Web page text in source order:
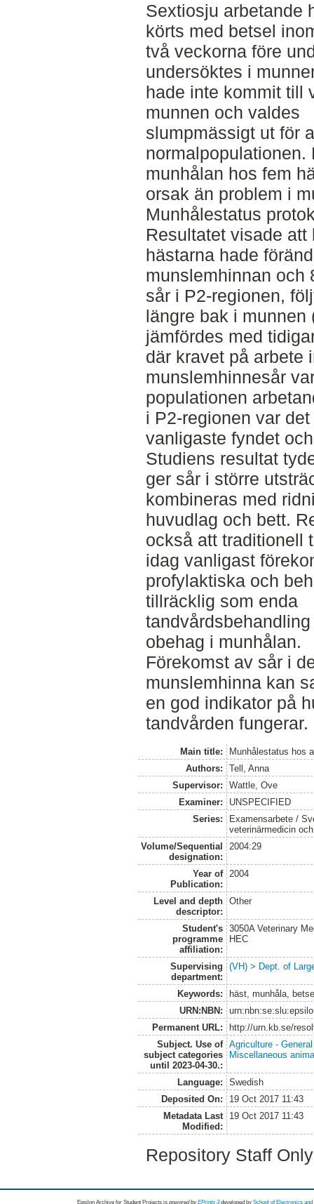
Sextiosju arbetande
körts med betsel
två veckorna före
undersöktes i
hade inte kommit till
munnen och valdes
slumpmässigt ut för
normalpopulationen.
munhålan hos fem
orsak än problem i
Munhålestatus
Resultatet visade
hästarna hade
munslemhinnan och
sår i P2-regionen,
längre bak i munnen
jämfördes med
där kravet på arbete
munslemhinnesår
populationen
i P2-regionen var
vanligaste fyndet
Studiens resultat
ger sår i större
kombineras med
huvudlag och bett.
också att traditionell
idag vanligast
profylaktiska och
tillräcklig som enda
obehag i munhålan.
Förekomst av sår i
munslemhinna kan
en god indikator på
tandvården fungerar.
Main title:
Munhålestatus hos
Authors:
Tell, Anna
Supervisor:
Wattle, Ove
Examiner:
UNSPECIFIED
Series:
Examensarbete /
veterinärmedicin
Volume/Sequential
designation:
2004:29
Year of
Publication:
2004
Level and depth
descriptor:
Other
Student's
programme
affiliation:
3050A Veterinary
HEC
Supervising
department:
(VH) > Dept. of
Keywords:
häst, munhåla,
URN:NBN:
Permanent URL:
http://urn.kb.se/
Subject. Use of
subject categories
until 2023-04-30.:
Agriculture -
Miscellaneous
Language:
Swedish
Deposited On:
19 Oct 2017 11:43
Metadata Last
Modified:
19 Oct 2017 11:43
Repository Staff
Epsilon Archive for Student Projects is powored byEPrints 3 developed by School of Electronics